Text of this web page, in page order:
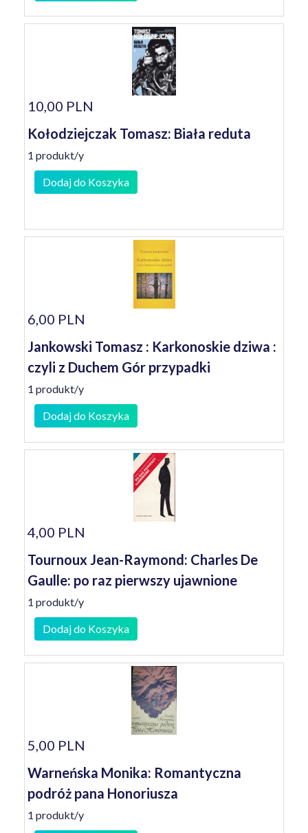
10,00 PLN
Kołodziejczak Tomasz: Biała reduta
1 produkt/y
Dodaj do Koszyka
6,00 PLN
Jankowski Tomasz : Karkonoskie dziwa :
czyli z Duchem Gór przypadki
1 produkt/y
Dodaj do Koszyka
4,00 PLN
Tournoux Jean-Raymond: Charles De
Gaulle: po raz pierwszy ujawnione
1 produkt/y
Dodaj do Koszyka
5,00 PLN
Warneńska Monika: Romantyczna
podróż pana Honoriusza
1 produkt/y